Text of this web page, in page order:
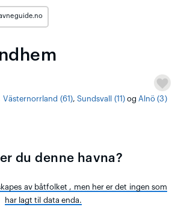
Västernorrland (61), Sundsvall (11)og Alnö (3)
du denne havna?
av båtfolket , men her er det ingen som
har lagt til data enda.